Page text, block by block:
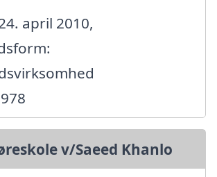
april 2010,
v/Saeed Khanlo